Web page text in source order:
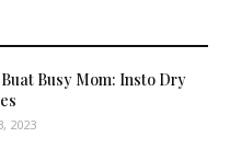
Busy Mom: Insto Dry
2023